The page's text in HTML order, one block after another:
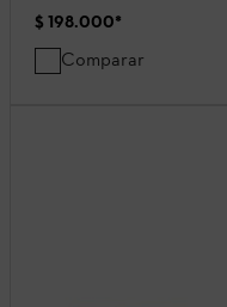
$ 198.000*
Comparar